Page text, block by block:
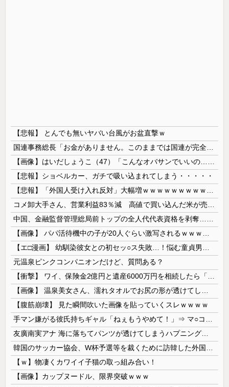
【悲報】 とんでも無いヤバい台風がお盆直撃ｗ
【悲報】ショベルカー、ガチで吸い込まれてしまう・・・・・
元温泉ピンクコンパニオンだけど、質問ある？
【腹筋崩壊】 見た瞬間吹いた画像を貼っていくスレｗｗｗｗ
【ｗ】物凄くカワイイ子猫の取っ組み合い！
【画像】カップヌードル、限界突破ｗｗｗ